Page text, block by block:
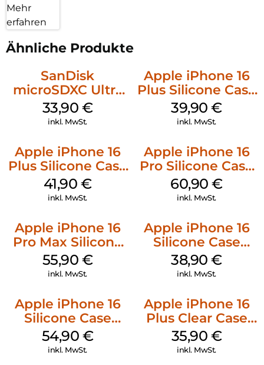
Mehr
erfahren
Ähnliche Produkte
SanDisk
microSDXC Ultra
128 GB + Adapter
Mobile
33,90 €
inkl. MwSt.
Apple iPhone 16
Plus Silicone Case
MagSafe Plum
39,90€
inkl. MwSt.
Apple iPhone 16
Plus Silicone Case
MagSafe Stone
Gray
41,90 €
inkl. MwSt.
Apple iPhone 16
Pro Silicone Case
MagSafe Stone
Gray
60,90€
inkl. MwSt.
Apple iPhone 16
Pro Max Silicone
Case MagSafe
Stone Gray
55,90 €
inkl. MwSt.
Apple iPhone 16
Silicone Case
MagSafe
Ultramarine
38,90€
inkl. MwSt.
Apple iPhone 16
Silicone Case
MagSafe Lake
Green
54,90 €
inkl. MwSt.
Apple iPhone 16
Plus Clear Case
MagSafe
Transparent
35,90 €
inkl. MwSt.